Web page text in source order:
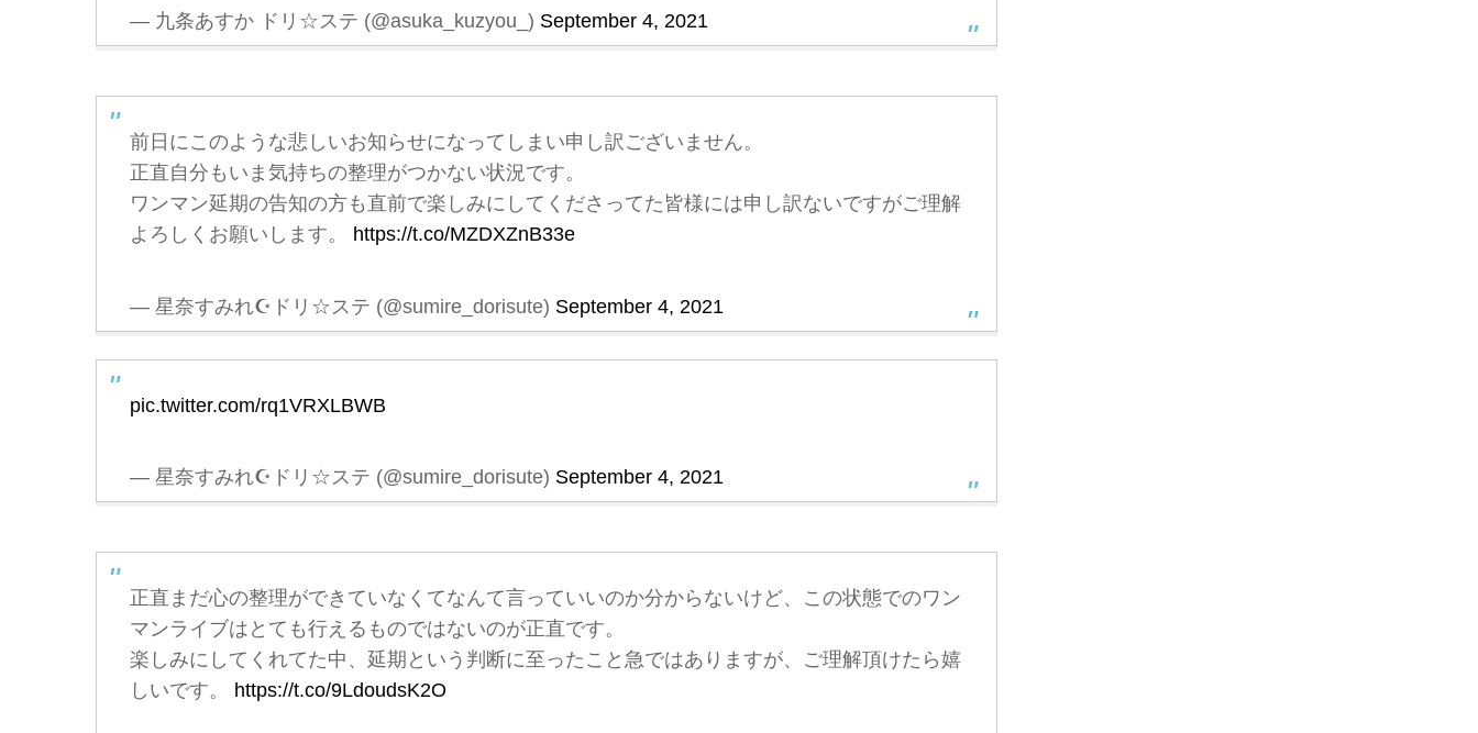
— 九条あすか ドリ☆ステ (@asuka_kuzyou_) September 4, 2021
前日にこのような悲しいお知らせになってしまい申し訳ございません。
正直自分もいま気持ちの整理がつかない状況です。
ワンマン延期の告知の方も直前で楽しみにしてくださってた皆様には申し訳ないですがご理解
よろしくお願いします。 https://t.co/MZDXZnB33e
— 星奈すみれ☪️ドリ☆ステ (@sumire_dorisute) September 4, 2021
pic.twitter.com/rq1VRXLBWB
— 星奈すみれ☪️ドリ☆ステ (@sumire_dorisute) September 4, 2021
正直まだ心の整理ができていなくてなんて言っていいのか分からないけど、この状態でのワン
マンライブはとても行えるものではないのが正直です。
楽しみにしてくれてた中、延期という判断に至ったこと急ではありますが、ご理解頂けたら嬉
しいです。 https://t.co/9LdoudsK2O